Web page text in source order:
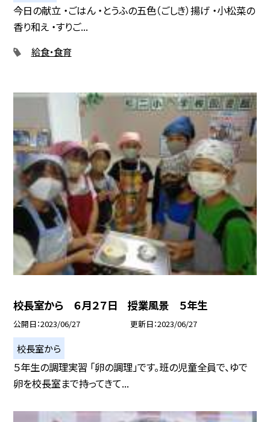
今日の献立 ・ごはん ・とうふの五色（ごしき）揚げ ・小松菜の
香り和え ・すりご...
給食・食育
校長室から ６月２７日 授業風景 ５年生
公開日 2023/06/27 更新日 2023/06/27
校長室から
５年生の調理実習 「卵の調理」です。班の児童全員で、ゆで
卵を校長室まで持ってきて...